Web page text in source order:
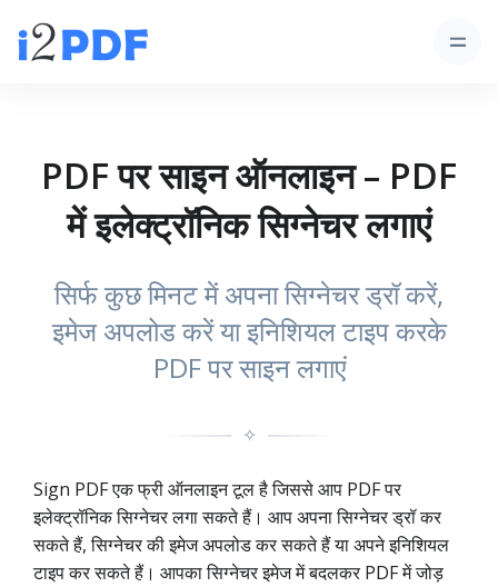
PDF पर साइन ऑनलाइन – PDF
में इलेक्ट्रॉनिक सिग्नेचर लगाएं
सिर्फ कुछ मिनट में अपना सिग्नेचर ड्रॉ करें,
इमेज अपलोड करें या इनिशियल टाइप करके
PDF पर साइन लगाएं
✧
Sign PDF एक फ्री ऑनलाइन टूल है जिससे आप PDF पर
इलेक्ट्रॉनिक सिग्नेचर लगा सकते हैं। आप अपना सिग्नेचर ड्रॉ कर
सकते हैं, सिग्नेचर की इमेज अपलोड कर सकते हैं या अपने इनिशियल
टाइप कर सकते हैं। आपका सिग्नेचर इमेज में बदलकर PDF में जोड़